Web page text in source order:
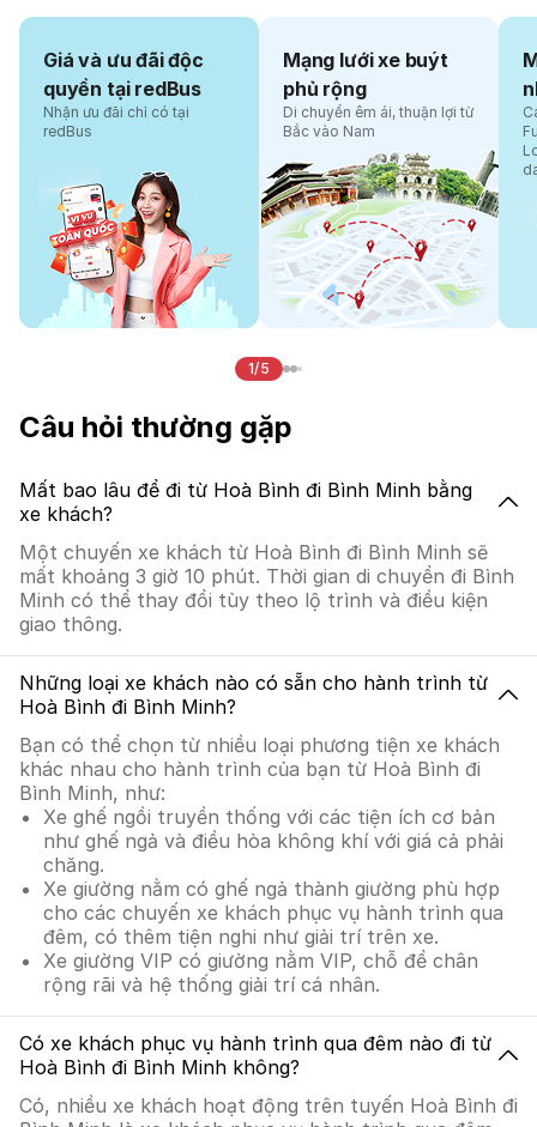
Giá và ưu đãi độc
quyền tại redBus
Nhận ưu đãi chỉ có tại
redBus
Mạng lưới xe buýt
phủ rộng
Di chuyển êm ái, thuận lợi từ
Bắc vào Nam
1/5
Câu hỏi thường gặp
Mất bao lâu để đi từ Hoà Bình đi Bình Minh bằng
xe khách?
Một chuyến xe khách từ Hoà Bình đi Bình Minh sẽ
mất khoảng 3 giờ 10 phút. Thời gian di chuyển đi Bình
Minh có thể thay đổi tùy theo lộ trình và điều kiện
giao thông.
Những loại xe khách nào có sẵn cho hành trình từ
Hoà Bình đi Bình Minh?
Bạn có thể chọn từ nhiều loại phương tiện xe khách
khác nhau cho hành trình của bạn từ Hoà Bình đi
Bình Minh, như:
Xe ghế ngồi truyền thống với các tiện ích cơ bản
như ghế ngả và điều hòa không khí với giá cả phải
chăng.
Xe giường nằm có ghế ngả thành giường phù hợp
cho các chuyến xe khách phục vụ hành trình qua
đêm, có thêm tiện nghi như giải trí trên xe.
Xe giường VIP có giường nằm VIP, chỗ để chân
rộng rãi và hệ thống giải trí cá nhân.
Có xe khách phục vụ hành trình qua đêm nào đi từ
Hoà Bình đi Bình Minh không?
Có, nhiều xe khách hoạt động trên tuyến Hoà Bình đi